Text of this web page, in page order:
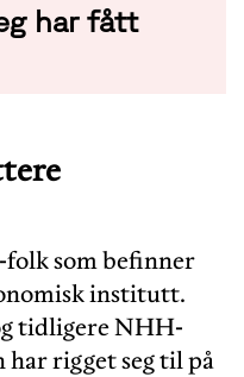
har fått
som befinner
institutt.
tidligere NHH-
rigget seg til på